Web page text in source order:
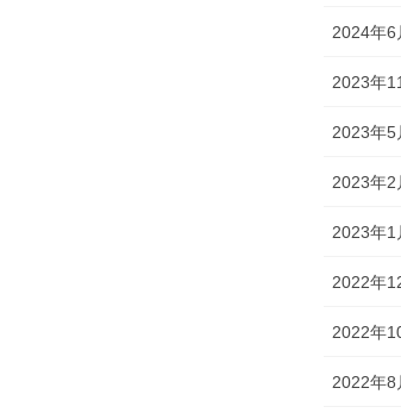
2024年6
2023年
2023年5
2023年2
2023年1
2022年
2022年
2022年8